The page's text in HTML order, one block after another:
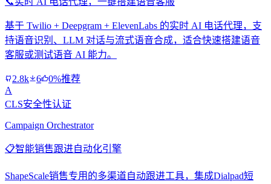
基于 Twilio + Deepgram + ElevenLabs 的实时 AI 电话代理，支
持语音识别、LLM 对话与流式语音合成，适合快速搭建语音
客服或测试语音 AI 能力。
2.8k 6
0%推荐
A
CLS安全性认证
Campaign Orchestrator
📋智能销售跟进自动化引擎
ShapeScale销售专用的多渠道自动跟进工具，集成Dialpad短